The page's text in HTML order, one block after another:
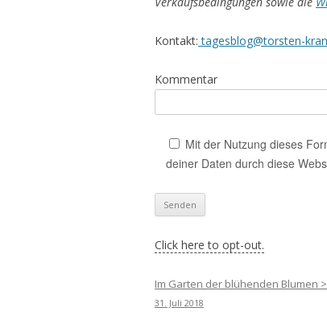
Kontakt: tagesblog@torsten-
Kommentar
Mit der Nutzung dieses
deiner Daten durch diese
Click here to opt-out.
Im Garten der blühenden Blumen >
31. Juli 2018